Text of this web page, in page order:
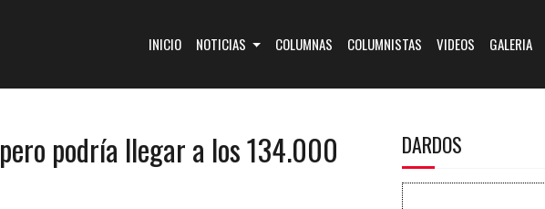
INICIO(CURRENT)
NOTICIAS COLUMNAS COLUMNISTAS VIDEOS GALERIA
podría llegar a los 134.000
DARDOS